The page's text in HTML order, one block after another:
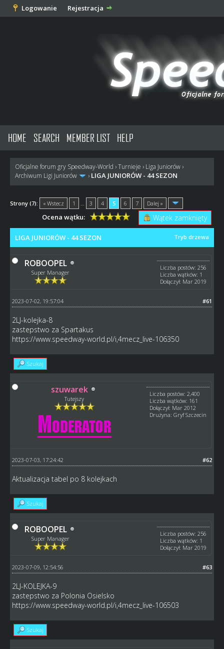
Logowanie Rejestracja
HOME SEARCH MEMBER LIST HELP
Oficjalne forum gry Speedway-World ›Turnieje › Liga Juniorów›
Archiwum Ligi Juniorów
› LIGA JUNIORÓW - 44 SEZON
Strony (7): « Wstecz 1 3 4 5 6 7 Dalej »
Wątek zamknięty
Ocena wątku:
Tryb drzewa
LIGA JUNIORÓW - 44 SEZON
ROBOOPEL
Super Manager
Liczba postów: 256
Liczba wątków: 1
Dołączył: Mar 2019
#61
2023-07-02, 19:57:04
2LJ-kolejka-8
zastepstwo za Spartakus
https://www.speedway-world.pl/i,4mecz_live-106350
Szukaj
szuwarek
Tutejszy
Liczba postów: 2,400
Liczba wątków: 161
Dołączył: Mar 2012
Drużyna: Gryf Szczecin
#62
2023-07-03, 17:24:42
Aktualizacja tabel po 8 kolejkach
Szukaj
ROBOOPEL
Super Manager
Liczba postów: 256
Liczba wątków: 1
Dołączył: Mar 2019
#63
2023-07-09, 12:54:56
2LJ-KOLEJKA-9
zastepstwo za Polonia Osielsko
https://www.speedway-world.pl/i,4mecz_live-106503
Szukaj